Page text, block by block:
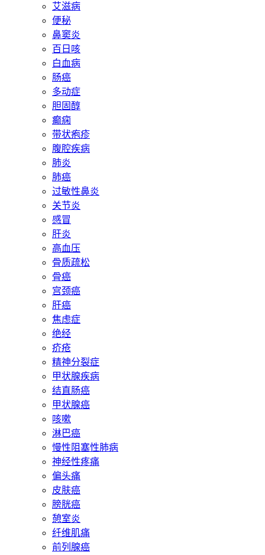
艾滋病
便秘
鼻窦炎
百日咳
白血病
肠癌
多动症
胆固醇
癫痫
带状疱疹
腹腔疾病
肺炎
肺癌
过敏性鼻炎
关节炎
感冒
肝炎
高血压
骨质疏松
骨癌
宫颈癌
肝癌
焦虑症
绝经
疥疮
精神分裂症
甲状腺疾病
结直肠癌
甲状腺癌
咳嗽
淋巴癌
慢性阻塞性肺病
神经性疼痛
偏头痛
皮肤癌
膀胱癌
憩室炎
纤维肌痛
前列腺癌